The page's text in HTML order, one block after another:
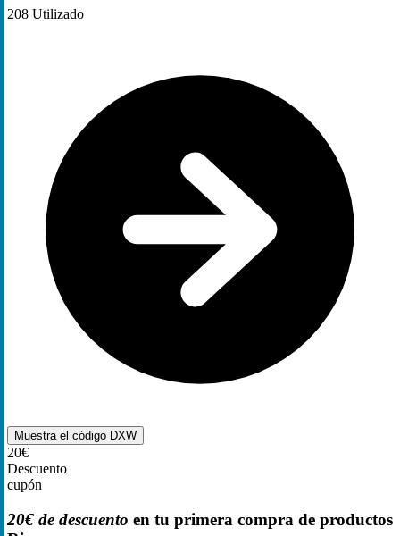
208 Utilizado
Muestra el código DXW
20€
Descuento
cupón
20€ de descuento en tu primera compra de productos